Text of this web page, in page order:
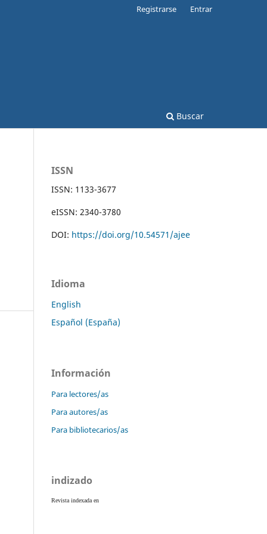
Buscar
Registrarse Entrar
ISSN
ISSN: 1133-3677
eISSN: 2340-3780
DOI: https://doi.org/10.54571/ajee
Idioma
English
Español (España)
Información
Para lectores/as
Para autores/as
Para bibliotecarios/as
indizado
Revista indexada en